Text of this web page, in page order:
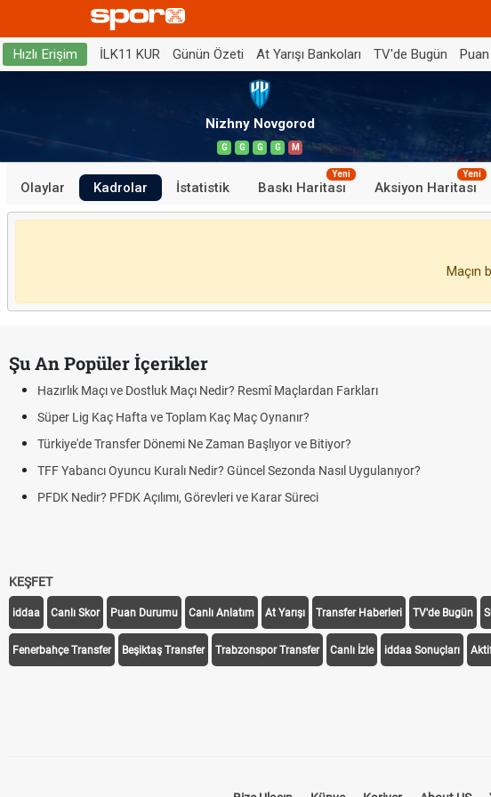
Hızlı Erişim İLK11 KUR Günün Özeti At Yarışı Bankoları TV'de Bugün
Nizhny Novgorod
G G G G M
Olaylar Kadrolar İstatistik Baskı Haritası
Yeni
Aksiyon Haritası
Yeni
Maçın
Şu An Popüler İçerikler
Hazırlık Maçı ve Dostluk Maçı Nedir? Resmî Maçlardan Farkları
Süper Lig Kaç Hafta ve Toplam Kaç Maç Oynanır?
Türkiye'de Transfer Dönemi Ne Zaman Başlıyor ve Bitiyor?
TFF Yabancı Oyuncu Kuralı Nedir? Güncel Sezonda Nasıl Uygulanıyor?
PFDK Nedir? PFDK Açılımı, Görevleri ve Karar Süreci
KEŞFET
iddaa Canlı Skor Puan Durumu Canlı Anlatım At Yarışı Transfer Haberleri TV'de Bugün
Fenerbahçe Transfer Beşiktaş Transfer Trabzonspor Transfer Canlı İzle iddaa Sonuçları